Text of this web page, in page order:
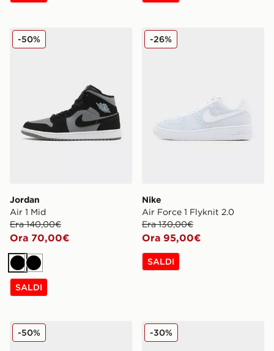
Jordan Air 1 Mid
Jordan
Air 1 Mid
Era 140,00€
Ora 70,00€
-50%
NeroNero
SALDI
Nike Air Force 1 Flyknit 2.0
Nike
Air Force 1 Flyknit 2.0
Era 130,00€
Ora 95,00€
-26%
SALDI
Reebok Club C Revenge
-50% Nike Air Max 90 Drift
-30%